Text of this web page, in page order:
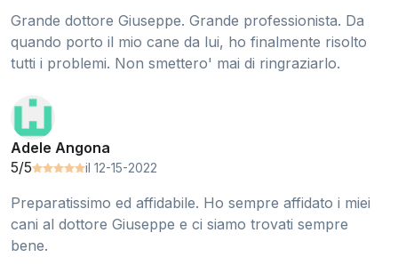
Grande dottore Giuseppe. Grande professionista. Da
quando porto il mio cane da lui, ho finalmente risolto
tutti i problemi. Non smettero' mai di ringraziarlo.
Adele Angona
5/5
il 12-15-2022
Preparatissimo ed affidabile. Ho sempre affidato i miei
cani al dottore Giuseppe e ci siamo trovati sempre
bene.